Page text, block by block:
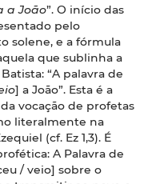
a João”. O início das
pelo
solene, e a fórmula
que sublinha a
“A palavra de
] a João”. Esta é a
vocação de profetas
literalmente na
(cf. Ez 1,3). É
A Palavra de
/ veio] sobre o